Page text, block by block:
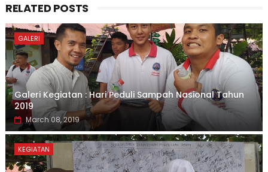
RELATED POSTS
GALERI
Galeri Kegiatan : Hari Peduli Sampah Nasional Tahun
2019
March 08, 2019
KEGIATAN